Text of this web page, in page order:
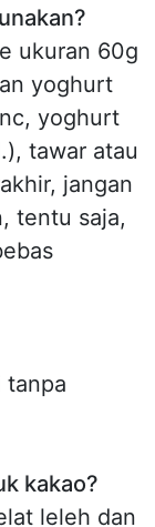
ukuran 60g
yoghurt
yoghurt
tawar atau
jangan
tentu saja,
tanpa
kakao?
leleh dan